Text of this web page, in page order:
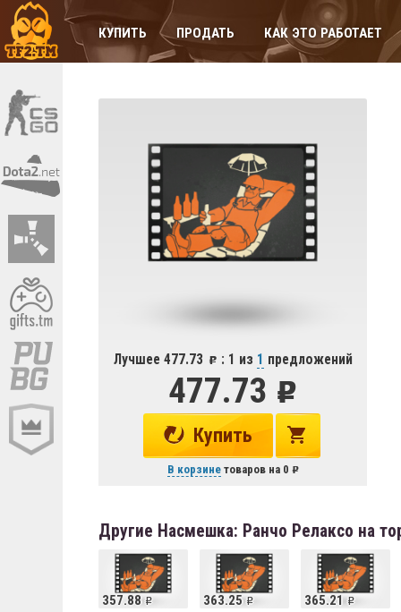
КУПИТЬ ПРОДАТЬ КАК ЭТО РАБОТАЕТ
Лучшее 477.73 : 1 из 1 предложений
477.73
Купить
В корзинетоваров на 0
Другие Насмешка: Ранчо Релаксо на
357.88 363.25 365.21